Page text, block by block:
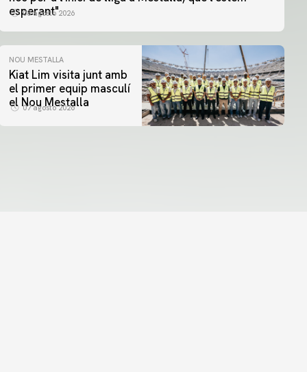
esperant"
08 agosto 2026
NOU MESTALLA
Kiat Lim visita junt amb
el primer equip masculí
el Nou Mestalla
07 agosto 2026